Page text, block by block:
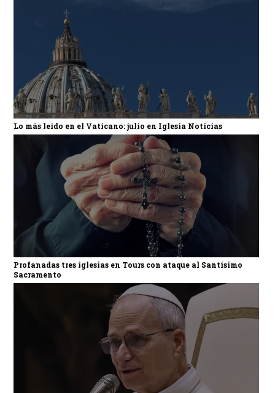
Lo más leído en el Vaticano: julio en Iglesia Noticias
Profanadas tres iglesias en Tours con ataque al Santísimo
Sacramento